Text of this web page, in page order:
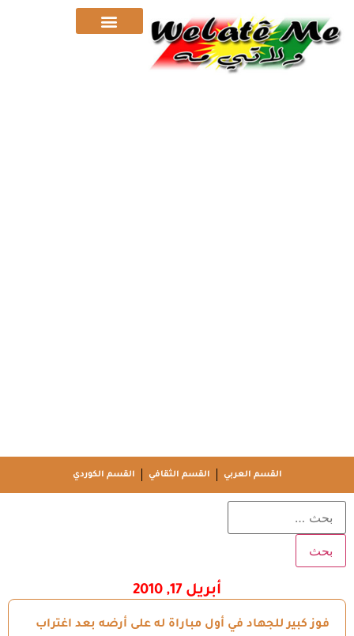
القسم العربي القسم الثقافي القسم الكوردي
أبريل 17, 2010
فوز كبير للجهاد في أول مباراة له على أرضه بعد اغتراب